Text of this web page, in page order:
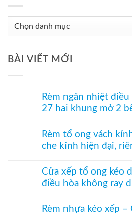
Chuyên
Mục
Tư
BÀI VIẾT MỚI
Rèm ngăn nhiệt
27 hai khung mở 2
có
bình
luận
ngăn
nhiệt
điều
1003
Rèm tổ ong vách
che kính hiện đại,
có
bình
luận
tổ
Cửa xếp tổ ong kéo
điều hòa không ray
có
bình
Rèm nhựa kéo xếp –